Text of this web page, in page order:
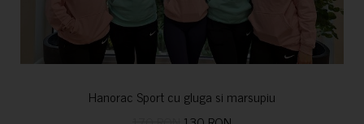
Hanorac Sport cu gluga si marsupiu